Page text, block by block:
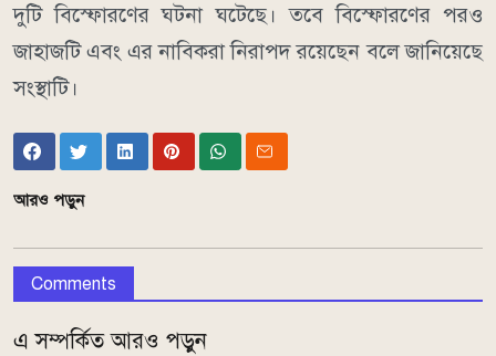
দুটি বিস্ফোরণের ঘটনা ঘটেছে। তবে বিস্ফোরণের পরও
জাহাজটি এবং এর নাবিকরা নিরাপদ রয়েছেন বলে জানিয়েছে
সংস্থাটি।
আরও পড়ুন
Comments
এ সম্পর্কিত আরও পড়ুন